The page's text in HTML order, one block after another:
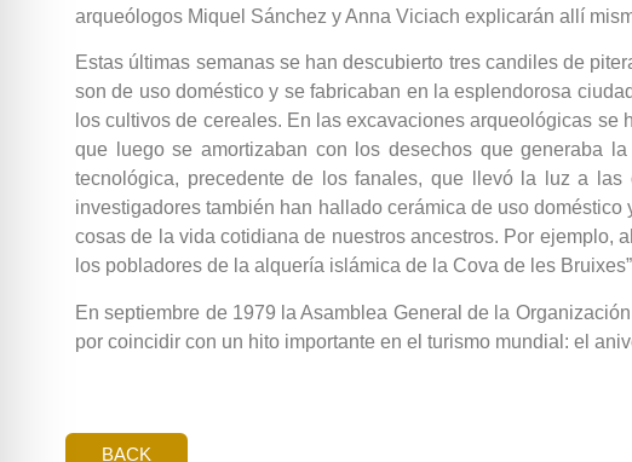
arqueólogos Miquel Sánchez y Anna Viciach explicarán allí
Estas últimas semanas se han descubierto tres candiles de
son de uso doméstico y se fabricaban en la esplendorosa
los cultivos de cereales. En las excavaciones arqueológicas
que luego se amortizaban con los desechos que generaba
tecnológica, precedente de los fanales, que llevó la luz a
investigadores también han hallado cerámica de uso
cosas de la vida cotidiana de nuestros ancestros. Por ejemplo,
los pobladores de la alquería islámica de la Cova de les
En septiembre de 1979 la Asamblea General de la
por coincidir con un hito importante en el turismo mundial: el
BACK